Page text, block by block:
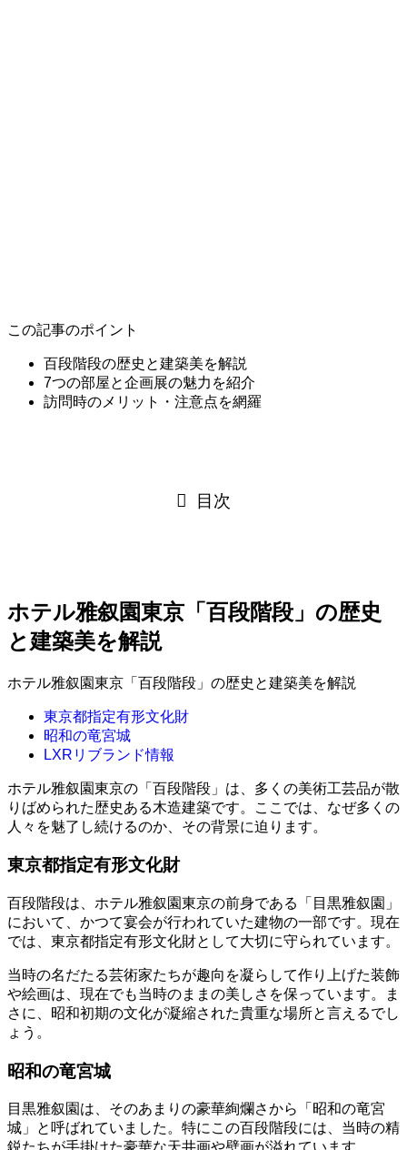
この記事のポイント
百段階段の歴史と建築美を解説
7つの部屋と企画展の魅力を紹介
訪問時のメリット・注意点を網羅
目次
ホテル雅叙園東京「百段階段」の歴史
と建築美を解説
ホテル雅叙園東京「百段階段」の歴史と建築美を解説
東京都指定有形文化財
昭和の竜宮城
LXRリブランド情報
ホテル雅叙園東京の「百段階段」は、多くの美術工芸品が散
りばめられた歴史ある木造建築です。ここでは、なぜ多くの
人々を魅了し続けるのか、その背景に迫ります。
東京都指定有形文化財
百段階段は、ホテル雅叙園東京の前身である「目黒雅叙園」
において、かつて宴会が行われていた建物の一部です。現在
では、東京都指定有形文化財として大切に守られています。
当時の名だたる芸術家たちが趣向を凝らして作り上げた装飾
や絵画は、現在でも当時のままの美しさを保っています。ま
さに、昭和初期の文化が凝縮された貴重な場所と言えるでし
ょう。
昭和の竜宮城
目黒雅叙園は、そのあまりの豪華絢爛さから「昭和の竜宮
城」と呼ばれていました。特にこの百段階段には、当時の精